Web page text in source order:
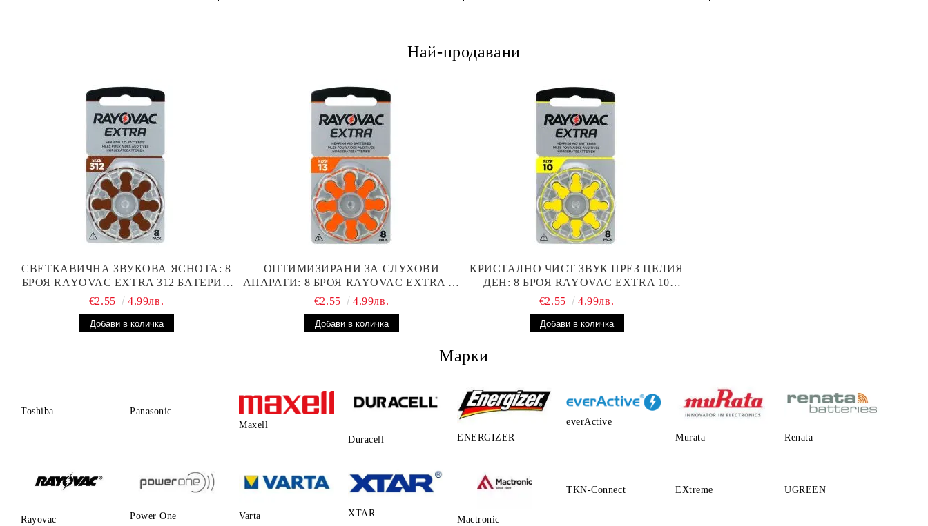
Най-продавани
СВЕТКАВИЧНА ЗВУКОВА ЯСНОТА: 8
БРОЯ RAYOVAC EXTRA 312 БАТЕРИИ
ЗА СЛУХОВ АПАРАТ С НАЙ-ДОБРАТА
€2.55 4.99лв.
ОПТИМИЗИРАНИ ЗА СЛУХОВИ
АПАРАТИ: 8 БРОЯ RAYOVAC EXTRA 13
БАТЕРИИ С ВИСОКА
€2.55 4.99лв.
КРИСТАЛНО ЧИСТ ЗВУК ПРЕЗ ЦЕЛИЯ
ДЕН: 8 БРОЯ RAYOVAC EXTRA 10
БАТЕРИИ ЗА СЛУХОВ АПАРАТ
€2.55 4.99лв.
Марки
Toshiba
Panasonic
Maxell
Duracell
ENERGIZER
everActive
Murata
Renata
Rayovac Power One Varta XTAR
Mactronic
TKN-Connect EXtreme UGREEN